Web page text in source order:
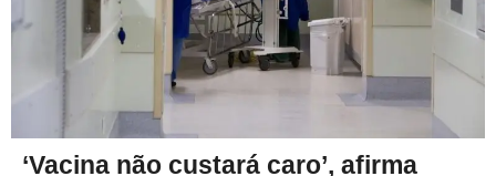
‘Vacina não custará caro’, afirma